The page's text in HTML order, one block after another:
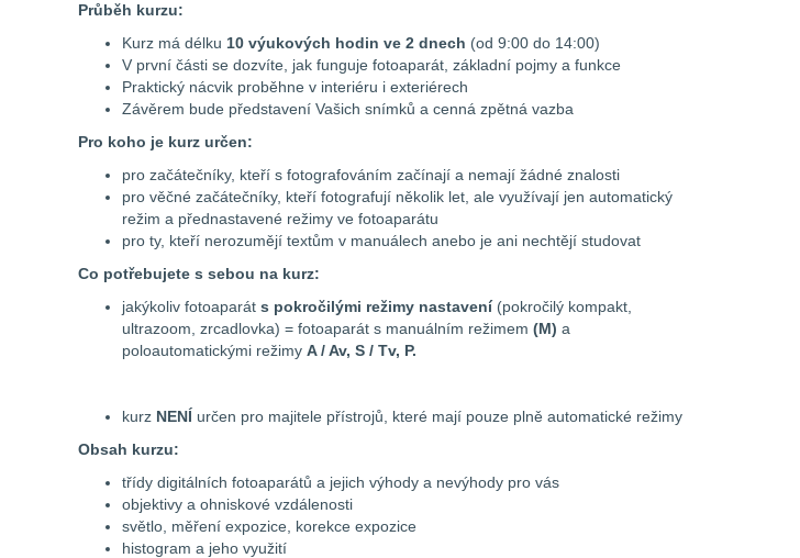
Průběh kurzu:
Kurz má délku 10 výukových hodin ve 2 dnech (od 9:00 do 14:00)
V první části se dozvíte, jak funguje fotoaparát, základní pojmy a funkce
Praktický nácvik proběhne v interiéru i exteriérech
Závěrem bude představení Vašich snímků a cenná zpětná vazba
Pro koho je kurz určen:
pro začátečníky, kteří s fotografováním začínají a nemají žádné znalosti
pro věčné začátečníky, kteří fotografují několik let, ale využívají jen automatický
režim a přednastavené režimy ve fotoaparátu
pro ty, kteří nerozumějí textům v manuálech anebo je ani nechtějí studovat
Co potřebujete s sebou na kurz:
jakýkoliv fotoaparát s pokročilými režimy nastavení(pokročilý kompakt,
ultrazoom, zrcadlovka) = fotoaparát s manuálním režimem (M) a
poloautomatickými režimy A / Av, S / Tv, P.
kurz NENÍ určen pro majitele přístrojů, které mají pouze plně automatické režimy
Obsah kurzu:
třídy digitálních fotoaparátů a jejich výhody a nevýhody pro vás
objektivy a ohniskové vzdálenosti
světlo, měření expozice, korekce expozice
histogram a jeho využití